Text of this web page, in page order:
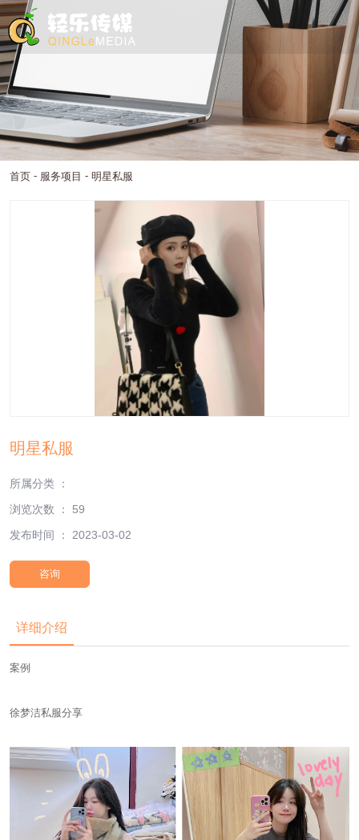
首页 - 服务项目 - 明星私服
明星私服
所属分类 ：
浏览次数 ： 59
发布时间 ： 2023-03-02
咨询
详细介绍
案例
徐梦洁私服分享